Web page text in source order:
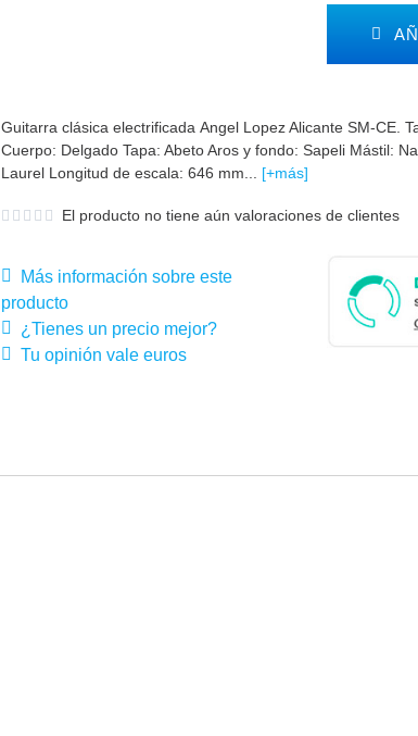
Guitarra clásica electrificada Angel Lopez Alicante SM-CE.
Cuerpo: Delgado Tapa: Abeto Aros y fondo: Sapeli Mástil:
Laurel Longitud de escala: 646 mm... [+más]
El producto no tiene aún valoraciones de clientes
Más información sobre este
producto
¿Tienes un precio mejor?
Tu opinión vale euros